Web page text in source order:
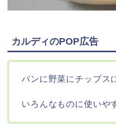
カルディのPOP広告
パンに野菜にチップス
いろんなものに使いや